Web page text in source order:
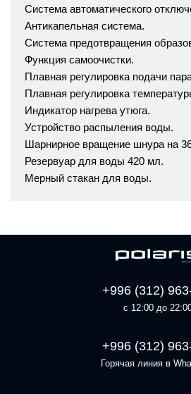
Система автоматического
Антикапельная система.
Система предотвращения
Функция самоочистки.
Плавная регулировка подачи
Плавная регулировка
Индикатор нагрева утюга.
Устройство распыления воды.
Шарнирное вращение шнура на
Резервуар для воды 420 мл.
Мерный стакан для воды.
+996 (312)
с 12:00 до
+996 (312)
Горячая линия в